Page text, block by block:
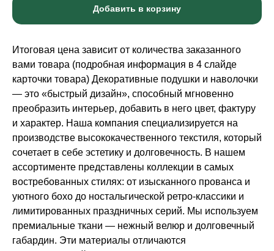
Добавить в корзину
Итоговая цена зависит от количества заказанного
вами товара (подробная информация в 4 слайде
карточки товара) Декоративные подушки и наволочки
— это «быстрый дизайн», способный мгновенно
преобразить интерьер, добавить в него цвет, фактуру
и характер. Наша компания специализируется на
производстве высококачественного текстиля, который
сочетает в себе эстетику и долговечность. В нашем
ассортименте представлены коллекции в самых
востребованных стилях: от изысканного прованса и
уютного бохо до ностальгической ретро-классики и
лимитированных праздничных серий. Мы используем
премиальные ткани — нежный велюр и долговечный
габардин. Эти материалы отличаются